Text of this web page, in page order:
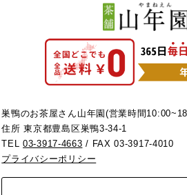
巣鴨のお茶屋さん山年園(営業時間
住所 東京都豊島区巣鴨3-34-1
TEL03-3917-4663 / FAX 03-3917-4010
プライバシーポリシー